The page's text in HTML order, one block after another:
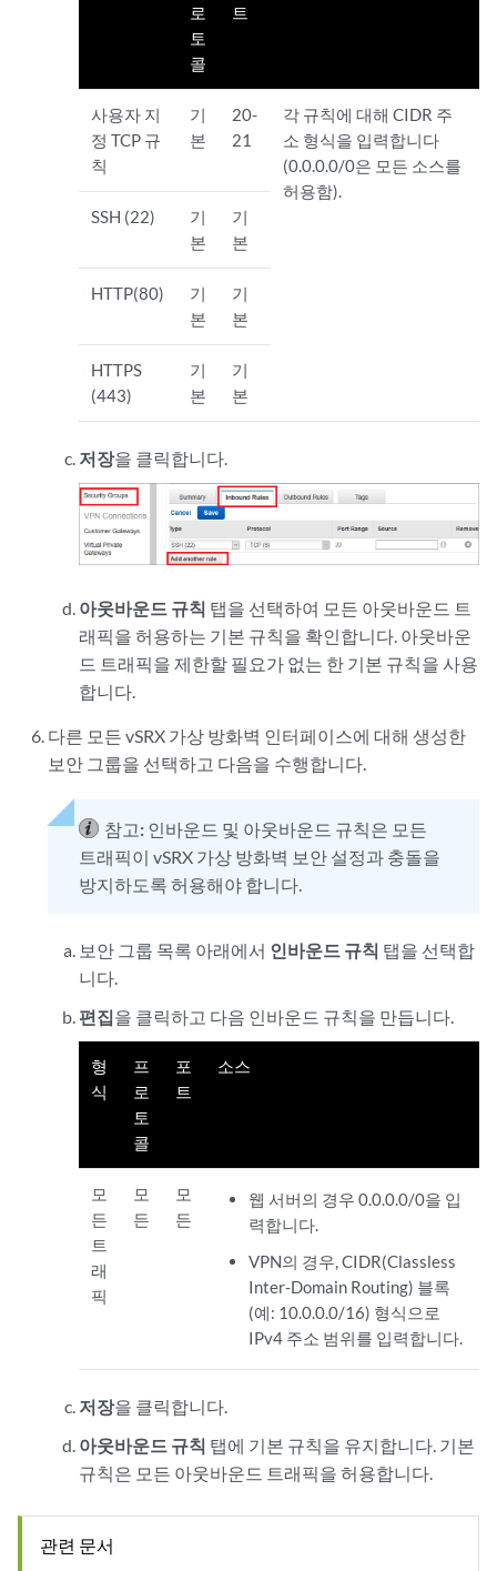
로
토
콜
트
사용자 지
정 TCP 규
칙
기
본
20-
21
각 규칙에 대해 CIDR 주
소 형식을 입력합니다
(0.0.0.0/0은 모든 소스를
허용함).
SSH (22)
기
본
기
본
HTTP(80)
기
본
기
본
HTTPS
(443)
기
본
기
본
저장을 클릭합니다.
아웃바운드 규칙 탭을 선택하여 모든 아웃바운드 트
래픽을 허용하는 기본 규칙을 확인합니다. 아웃바운
드 트래픽을 제한할 필요가 없는 한 기본 규칙을 사용
합니다.
다른 모든 vSRX 가상 방화벽 인터페이스에 대해 생성한
보안 그룹을 선택하고 다음을 수행합니다.
참고: 인바운드 및 아웃바운드 규칙은 모든
트래픽이 vSRX 가상 방화벽 보안 설정과 충돌을
방지하도록 허용해야 합니다.
보안 그룹 목록 아래에서 인바운드 규칙 탭을 선택합
니다.
편집을 클릭하고 다음 인바운드 규칙을 만듭니다.
형
식
프
로
토
콜
포
트
소스
모
든
트
래
픽
모
든
모
든
웹 서버의 경우 0.0.0.0/0을 입
력합니다.
VPN의 경우, CIDR(Classless
Inter-Domain Routing) 블록
(예: 10.0.0.0/16) 형식으로
IPv4 주소 범위를 입력합니다.
저장을 클릭합니다.
아웃바운드 규칙 탭에 기본 규칙을 유지합니다. 기본
규칙은 모든 아웃바운드 트래픽을 허용합니다.
관련 문서